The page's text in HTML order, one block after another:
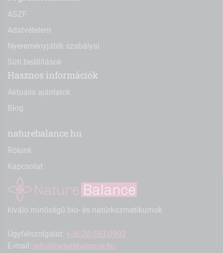
ÁSZF
Adatvételem
Nyereményjáték szabályai
Süti beállítások
Hasznos információk
Aktuális ajánlatok
Blog
naturebalance.hu
Rólunk
Kapcsolat
kiváló minőségű bio- és natúrkozmetikumok
Ügyfélszolgálat: +36-20-593-0902
E-mail: info@naturebalance.hu